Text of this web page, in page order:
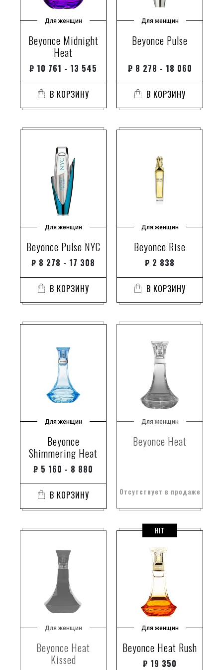
Для женщин
Beyonce Midnight
Heat
₽ 10 761 - 13 545
В КОРЗИНУ
Для женщин
Beyonce Pulse
₽ 8 278 - 18 060
В КОРЗИНУ
Для женщин
Beyonce Pulse NYC
₽ 8 278 - 17 308
В КОРЗИНУ
Для женщин
Beyonce Rise
₽ 2 838
В КОРЗИНУ
Для женщин
Beyonce
Shimmering Heat
₽ 5 160 - 8 880
В КОРЗИНУ
Для женщин
Beyonce Heat
Отсутствует в продаже
Для женщин
Beyonce Heat
Kissed
HIT
Для женщин
Beyonce Heat Rush
₽ 19 350